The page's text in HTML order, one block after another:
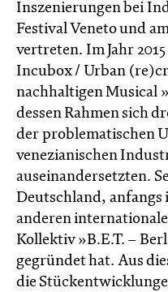
Inszenierungen bei
Festival Veneto und
vertreten. Im Jahr
Incubox / Urban
nachhaltigen Musical
dessen Rahmen sich
der problematischen
venezianischen
auseinandersetzten.
Deutschland, anfangs
anderen
Kollektiv »B.E.T. –
gegründet hat. Aus
die